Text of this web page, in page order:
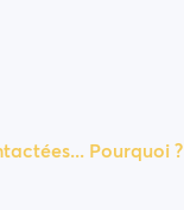
Pourquoi ?